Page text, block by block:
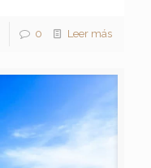
0 Leer más